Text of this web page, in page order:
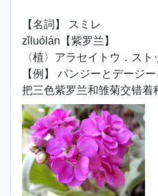
【名詞】 スミレ
zǐluólán【紫罗兰】
〈植〉アラセイトウ．スト
【例】 パンジーとデージ
把三色紫罗兰和雏菊交错着